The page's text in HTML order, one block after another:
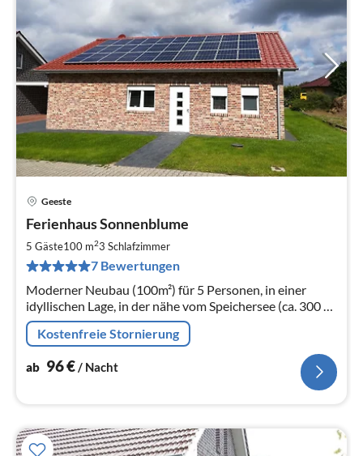
Geeste
Ferienhaus Sonnenblume
5 Gäste100 m23 Schlafzimmer
7 Bewertungen
Moderner Neubau (100m²) für 5 Personen, in einer
idyllischen Lage, in der nähe vom Speichersee (ca. 300 m
entfernt). Großzügiges Bad und Gäste-WC sind
vorhanden.
Kostenfreie Stornierung
ab 96€/ Nacht